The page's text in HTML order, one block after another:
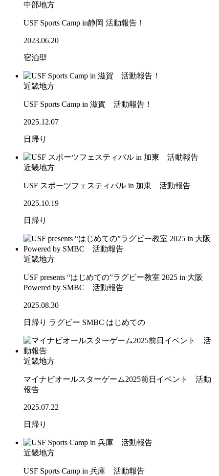
中部地方
USF Sports Camp in静岡 活動報告！
2023.06.20
宿泊型
近畿地方
USF Sports Camp in 滋賀 活動報告！
2025.12.07
日帰り
近畿地方
USF スポーツフェスティバル in 加東 活動報告
2025.10.19
日帰り
近畿地方
USF presents “はじめての”ラグビー教室 2025 in 大阪
Powered by SMBC 活動報告
2025.08.30
日帰り ラグビー SMBC はじめての
近畿地方
マイナビオールスターゲーム2025前日イベント 活動
報告
2025.07.22
日帰り
近畿地方
USF Sports Camp in 兵庫 活動報告